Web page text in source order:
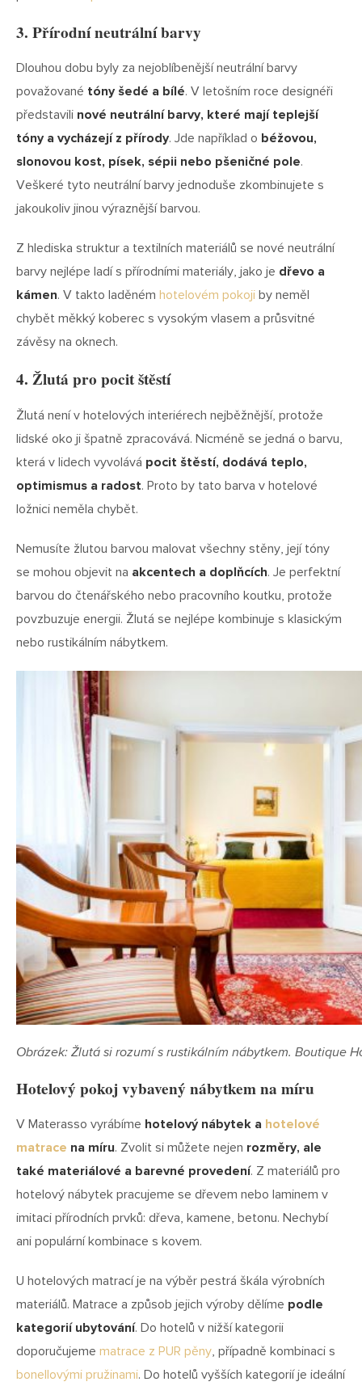
3. Přírodní neutrální barvy
Dlouhou dobu byly za nejoblíbenější neutrální barvy
považované tóny šedé a bílé. V letošním roce designéři
představili nové neutrální barvy, které mají teplejší
tóny a vycházejí z přírody. Jde například o béžovou,
slonovou kost, písek, sépii nebo pšeničné pole.
Veškeré tyto neutrální barvy jednoduše zkombinujete s
jakoukoliv jinou výraznější barvou.
Z hlediska struktur a textilních materiálů se nové neutrální
barvy nejlépe ladí s přírodními materiály, jako je dřevo a
kámen. V takto laděném hotelovém pokoji by neměl
chybět měkký koberec s vysokým vlasem a průsvitné
závěsy na oknech.
4. Žlutá pro pocit štěstí
Žlutá není v hotelových interiérech nejběžnější, protože
lidské oko ji špatně zpracovává. Nicméně se jedná o barvu,
která v lidech vyvolává pocit štěstí, dodává teplo,
optimismus a radost. Proto by tato barva v hotelové
ložnici neměla chybět.
Nemusíte žlutou barvou malovat všechny stěny, její tóny
se mohou objevit na akcentech a doplňcích. Je perfektní
barvou do čtenářského nebo pracovního koutku, protože
povzbuzuje energii. Žlutá se nejlépe kombinuje s klasickým
nebo rustikálním nábytkem.
Obrázek: Žlutá si rozumí s rustikálním nábytkem. Boutique
Hotelový pokoj vybavený nábytkem na míru
V Materasso vyrábíme hotelový nábytek a hotelové
matrace na míru. Zvolit si můžete nejen rozměry, ale
také materiálové a barevné provedení. Z materiálů pro
hotelový nábytek pracujeme se dřevem nebo laminem v
imitaci přírodních prvků: dřeva, kamene, betonu. Nechybí
ani populární kombinace s kovem.
U hotelových matrací je na výběr pestrá škála výrobních
materiálů. Matrace a způsob jejich výroby dělíme podle
kategorií ubytování. Do hotelů v nižší kategorii
doporučujeme matrace z PUR pěny, případně kombinaci s
bonellovými pružinami. Do hotelů vyšších kategorií je ideální